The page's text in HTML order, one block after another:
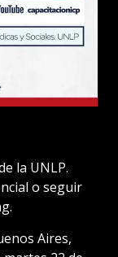
la UNLP.
o seguir
Aires,